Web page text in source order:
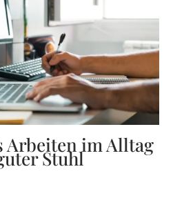
Arbeiten im Alltag
Stuhl